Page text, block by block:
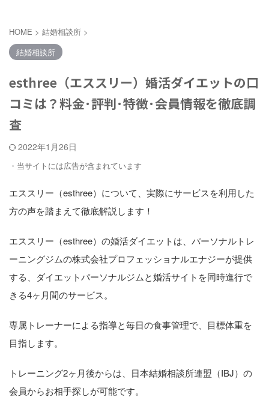
HOME > 結婚相談所 >
結婚相談所
esthree（エススリー）婚活ダイエットの口
コミは？料金･評判･特徴･会員情報を徹底調
査
2022年1月26日
・当サイトには広告が含まれています
エススリー（esthree）について、実際にサービスを利用した
方の声を踏まえて徹底解説します！
エススリー（esthree）の婚活ダイエットは、パーソナルトレ
ーニングジムの株式会社プロフェッショナルエナジーが提供
する、ダイエットパーソナルジムと婚活サイトを同時進行で
きる4ヶ月間のサービス。
専属トレーナーによる指導と毎日の食事管理で、目標体重を
目指します。
トレーニング2ヶ月後からは、日本結婚相談所連盟（IBJ）の
会員からお相手探しが可能です。